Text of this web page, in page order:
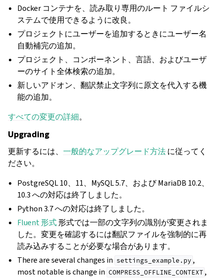
Docker コンテナを、読み取り専用のルート ファイルシ
ステムで使用できるように改良。
プロジェクトにユーザーを追加するときにユーザー名
自動補完の追加。
プロジェクト、コンポーネント、言語、およびユーザ
ーのサイト全体検索の追加。
新しいアドオン、翻訳禁止文字列に原文を代入する機
能の追加。
すべての変更の詳細。
Upgrading
更新するには、 一般的なアップグレード方法に従ってく
ださい。
PostgreSQL 10、11、MySQL 5.7、および MariaDB 10.2、
10.3 への対応は終了しました。
Python 3.7 への対応は終了しました。
Fluent 形式形式では一部の文字列の識別が変更されま
した。変更を確認するには翻訳ファイルを強制的に再
読み込みすることが必要な場合があります。
There are several changes in settings_example.py ,
most notable is change in COMPRESS_OFFLINE_CONTEXT ,